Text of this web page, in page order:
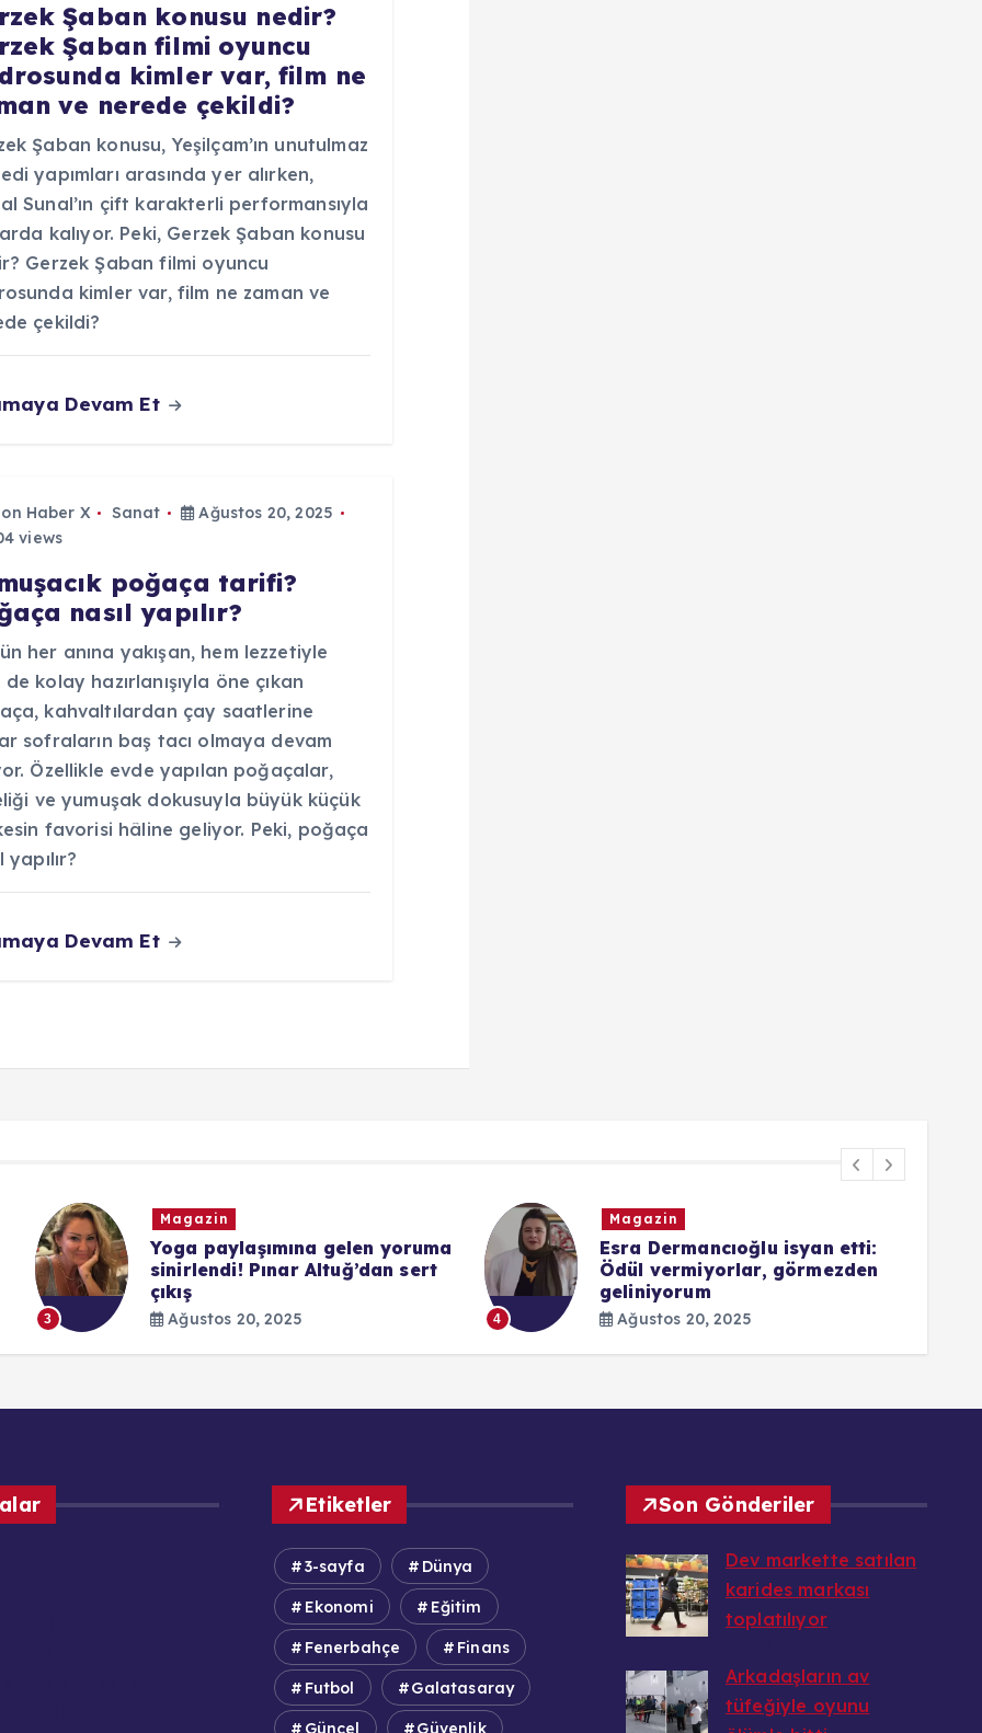
Şaban konusu nedir?
Şaban filmi oyuncu
kimler var, film ne
ve nerede çekildi?
Şaban konusu, Yeşilçam’ın unutulmaz
yapımları arasında yer alırken,
Sunal’ın çift karakterli performansıyla
kalıyor. Peki, Gerzek Şaban konusu
Gerzek Şaban filmi oyuncu
kimler var, film ne zaman ve
çekildi?
Devam Et
Haber X Sanat
Ağustos 20, 2025
views
poğaça tarifi?
nasıl yapılır?
her anına yakışan, hem lezzetiyle
de kolay hazırlanışıyla öne çıkan
kahvaltılardan çay saatlerine
sofraların baş tacı olmaya devam
Özellikle evde yapılan poğaçalar,
ve yumuşak dokusuyla büyük küçük
favorisi hâline geliyor. Peki, poğaça
yapılır?
Devam Et
3
Magazin
Yoga paylaşımına gelen yoruma
sinirlendi! Pınar Altuğ’dan sert
çıkış
Ağustos 20, 2025 4
Magazin
Esra Dermancıoğlu isyan etti:
Ödül vermiyorlar, görmezden
geliniyorum
Ağustos 20, 2025
Etiketler
3-sayfa Dünya
Ekonomi Eğitim
Fenerbahçe Finans
Futbol Galatasaray
Güncel Güvenlik
Son Gönderiler
Dev markette satılan
karides markası
toplatılıyor
Arkadaşların av
tüfeğiyle oyunu